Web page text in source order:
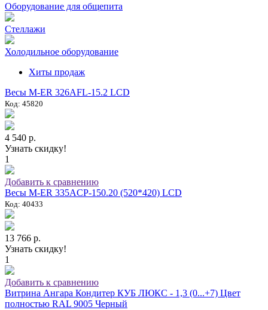
Оборудование для общепита
Стеллажи
Холодильное оборудование
Хиты продаж
Весы M-ER 326AFL-15.2 LCD
Код: 45820
4 540 р.
Узнать скидку!
1
Добавить к сравнению
Весы M-ER 335ACP-150.20 (520*420) LCD
Код: 40433
13 766 р.
Узнать скидку!
1
Добавить к сравнению
Витрина Ангара Кондитер КУБ ЛЮКС - 1,3 (0...+7) Цвет
полностью RAL 9005 Черный